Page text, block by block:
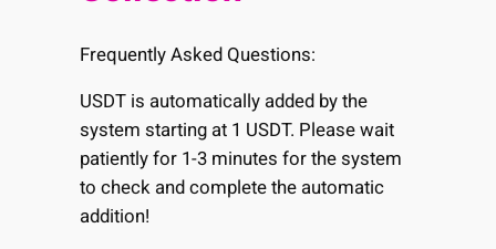
Frequently Asked Questions:
USDT is automatically added by the
system starting at 1 USDT. Please wait
patiently for 1-3 minutes for the system
to check and complete the automatic
addition!